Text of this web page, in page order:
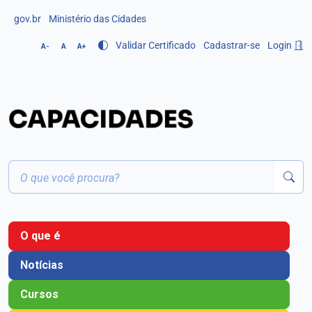
gov.br Ministério das Cidades
A- A A+ Validar Certificado Cadastrar-se Login
O que é
Notícias
Cursos